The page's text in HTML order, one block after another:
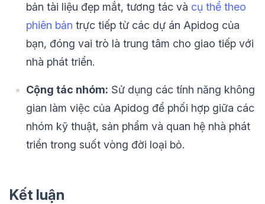
bản tài liệu đẹp mắt, tương tác và cụ thể theo
phiên bản trực tiếp từ các dự án Apidog của
bạn, đóng vai trò là trung tâm cho giao tiếp với
nhà phát triển.
Cộng tác nhóm: Sử dụng các tính năng không
gian làm việc của Apidog để phối hợp giữa các
nhóm kỹ thuật, sản phẩm và quan hệ nhà phát
triển trong suốt vòng đời loại bỏ.
Kết luận